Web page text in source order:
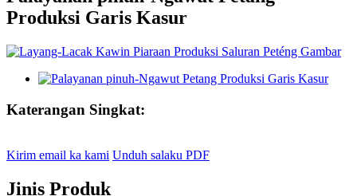
Produksi Garis Kasur
Katerangan Singkat:
Kirim email ka kami Unduh salaku PDF
Jinis Produk